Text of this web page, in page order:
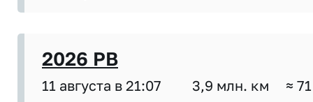
2026 PB
11 августа в 21:07 3,9 млн. км ≈